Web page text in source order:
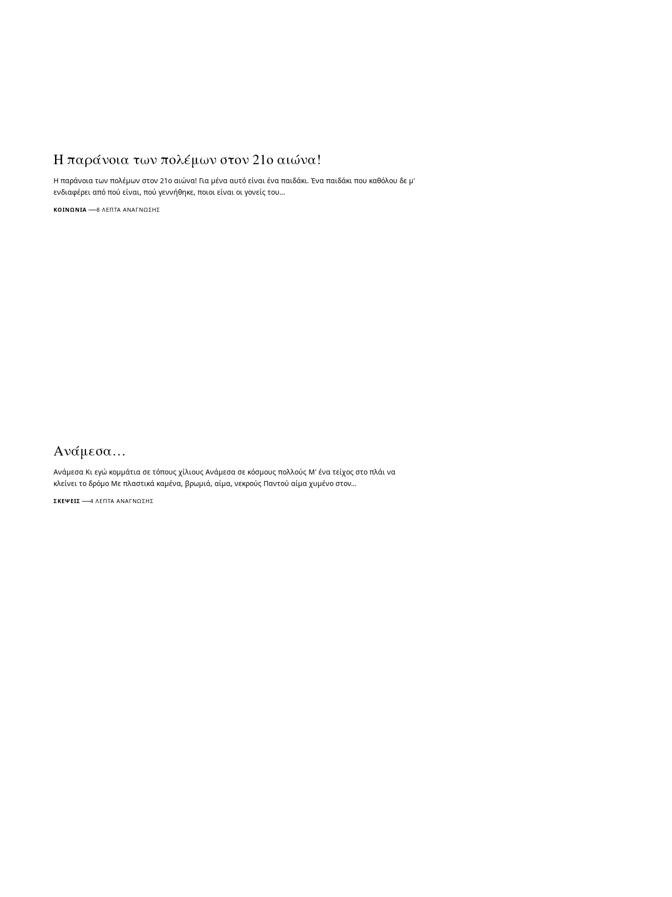
Η παράνοια των πολέμων στον 21ο αιώνα!
Η παράνοια των πολέμων στον 21ο αιώνα! Για μένα αυτό είναι ένα παιδάκι. Ένα παιδάκι που καθόλου δε μ'
ενδιαφέρει από πού είναι, πού γεννήθηκε, ποιοι είναι οι γονείς του…
ΚΟΙΝΩΝΊΑ 8 ΛΕΠΤΆ ΑΝΆΓΝΩΣΗΣ
Ανάμεσα…
Ανάμεσα Κι εγώ κομμάτια σε τόπους χίλιους Ανάμεσα σε κόσμους πολλούς Μ' ένα τείχος στο πλάι να
κλείνει το δρόμο Με πλαστικά καμένα, βρωμιά, αίμα, νεκρούς Παντού αίμα χυμένο στον…
ΣΚΈΨΕΙΣ 4 ΛΕΠΤΆ ΑΝΆΓΝΩΣΗΣ